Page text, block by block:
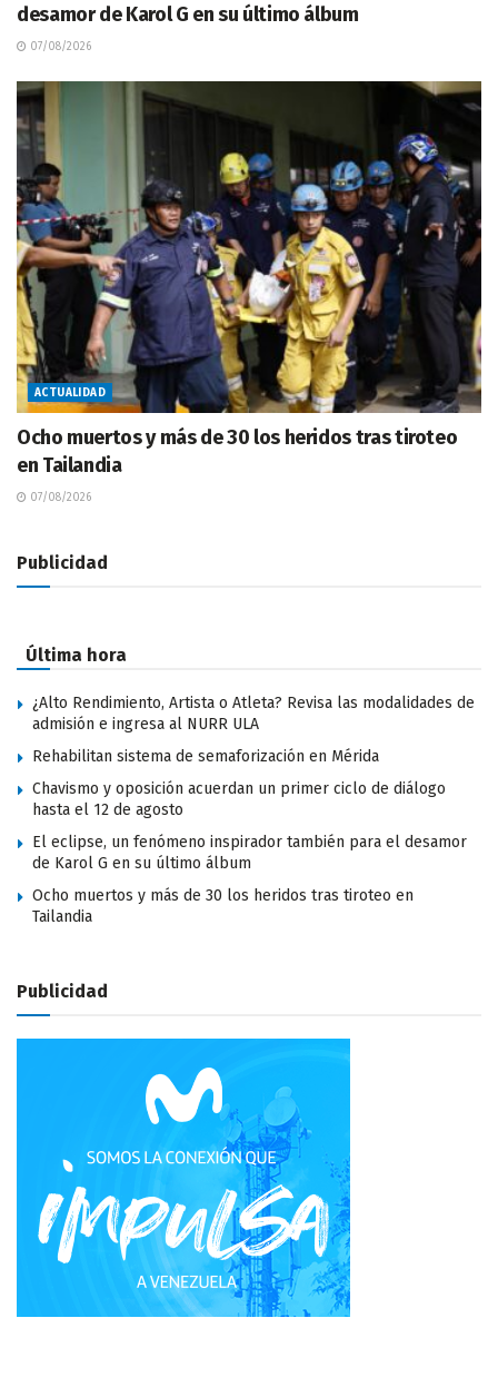
desamor de Karol G en su último álbum
07/08/2026
ACTUALIDAD
Ocho muertos y más de 30 los heridos tras tiroteo
en Tailandia
07/08/2026
Publicidad
Última hora
¿Alto Rendimiento, Artista o Atleta? Revisa las modalidades de
admisión e ingresa al NURR ULA
Rehabilitan sistema de semaforización en Mérida
Chavismo y oposición acuerdan un primer ciclo de diálogo
hasta el 12 de agosto
El eclipse, un fenómeno inspirador también para el desamor
de Karol G en su último álbum
Ocho muertos y más de 30 los heridos tras tiroteo en
Tailandia
Publicidad